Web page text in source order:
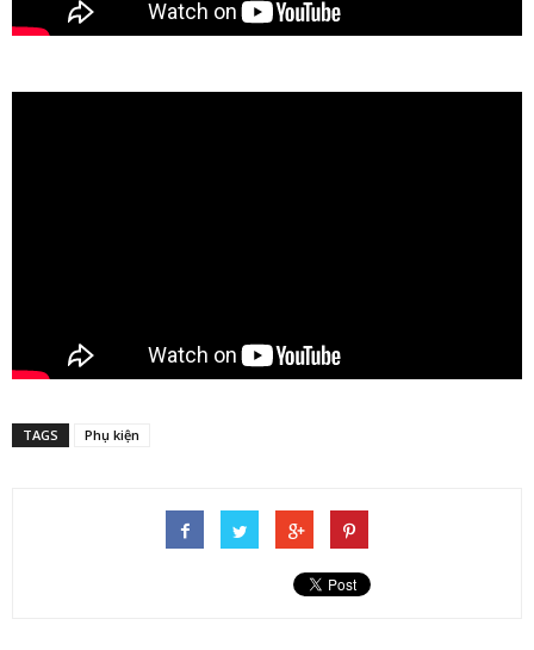
TAGS Phụ kiện